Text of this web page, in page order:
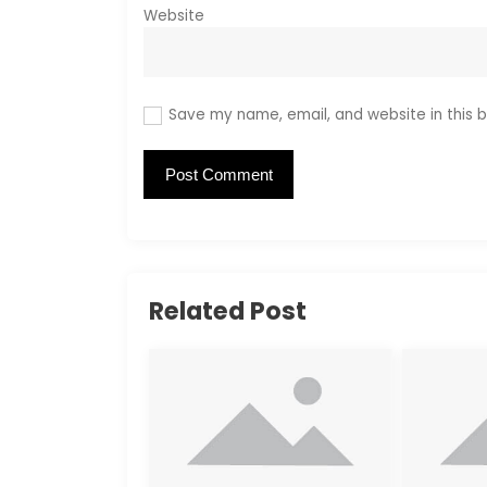
Website
Save my name, email, and website in this
Related Post